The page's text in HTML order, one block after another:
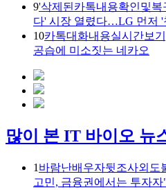
9'삭제된카톡내용확인및복
다' 시장 열렸다…LG 먼저 '
10카톡대화내용실시간보
공습에 미소짓는 네카오
많이 본 IT 바이오 뉴
1 바람난배우자뒷조사외도
고민, 금융권에서는 투자자